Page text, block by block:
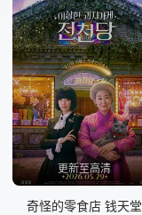
更新至高清
奇怪的零食店 钱天堂